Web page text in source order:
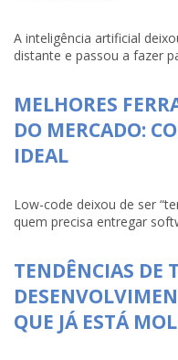
A inteligência artificial
distante e passou a fazer
MELHORES
DO MERCADO:
IDEAL
Low-code deixou de ser
quem precisa entregar
TENDÊNCIAS DE
QUE JÁ ESTÁ